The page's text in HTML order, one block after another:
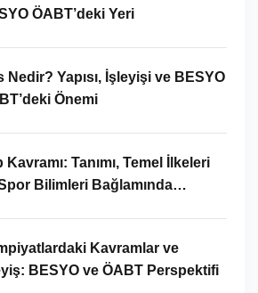
ÖABT’deki Yeri
Nedir? Yapısı, İşleyişi ve BESYO
Önemi
Kavramı: Tanımı, Temel İlkeleri
Bilimleri Bağlamında
Kavramlar ve
BESYO ve ÖABT Perspektifi